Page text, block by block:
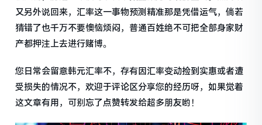
又另外说回来，汇率这一事物预测精准那是凭借运气，倘若
猜错了也千万不要懊恼烦闷，普通百姓绝不可把全部身家财
产都押注上去进行赌博。
您日常会留意韩元汇率不，存有因汇率变动捡到实惠或者遭
受损失的情况不，欢迎于评论区分享您的经历呀，如果觉着
这文章有用，可别忘了点赞转发给超多朋友哟！